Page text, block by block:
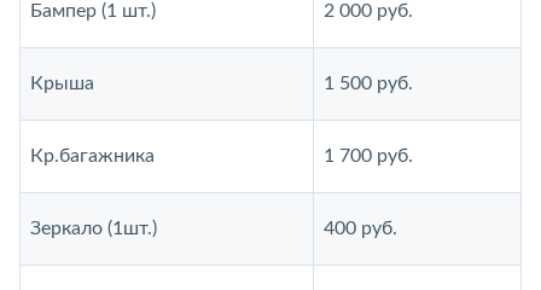
Бампер (1 шт.) 2 000 руб.
Крыша 1 500 руб.
Кр.багажника 1 700 руб.
Зеркало (1шт.) 400 руб.